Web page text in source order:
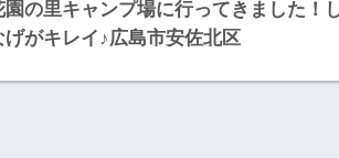
園の里キャンプ場に行ってきました！
げがキレイ♪広島市安佐北区